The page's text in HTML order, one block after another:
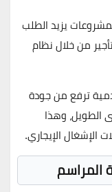
يزيد الطلب
من خلال نظام
ترفع من جودة
الطويل، وهذا
الإيجاري.
المراسم